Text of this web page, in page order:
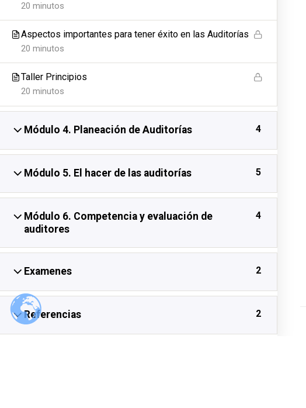
20 minutos
Aspectos importantes para tener éxito en las Auditorías
20 minutos
Taller Principios
20 minutos
Módulo 4. Planeación de Auditorías 4
Módulo 5. El hacer de las auditorías 5
Módulo 6. Competencia y evaluación de
auditores
4
Examenes 2
Referencias 2